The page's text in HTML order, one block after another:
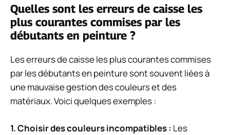
Quelles sont les erreurs de caisse les
plus courantes commises par les
débutants en peinture ?
Les erreurs de caisse les plus courantes commises
par les débutants en peinture sont souvent liées à
une mauvaise gestion des couleurs et des
matériaux. Voici quelques exemples :
1. Choisir des couleurs incompatibles : Les